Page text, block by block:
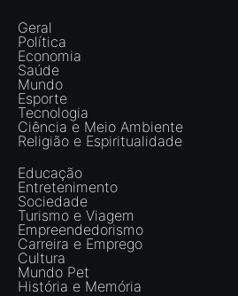
Geral
Política
Economia
Saúde
Mundo
Esporte
Tecnologia
Ciência e Meio Ambiente
Religião e Espiritualidade
Educação
Entretenimento
Sociedade
Turismo e Viagem
Empreendedorismo
Carreira e Emprego
Cultura
Mundo Pet
História e Memória